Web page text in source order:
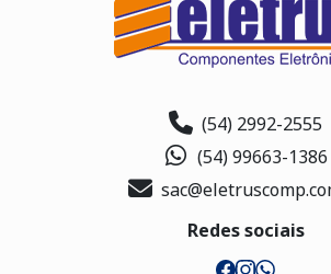
(54) 2992-2555
(54) 99663-1386
Redes sociais